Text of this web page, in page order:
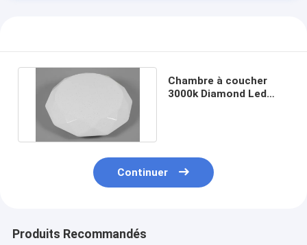
Chambre à coucher
3000k Diamond Led
Continuer
Produits Recommandés